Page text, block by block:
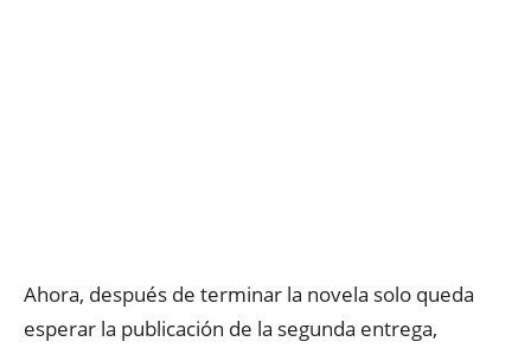
Ahora, después de terminar la novela solo queda
esperar la publicación de la segunda entrega,